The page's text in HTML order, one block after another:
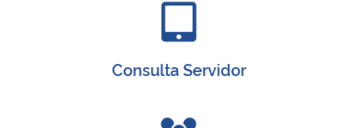
Consulta Servidor